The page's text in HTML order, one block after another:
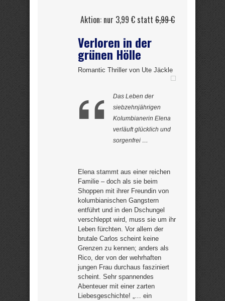
Aktion: nur 3,99 € statt 6,99 €
Verloren in der
grünen Hölle
Romantic Thriller von Ute Jäckle
Das Leben der
siebzehnjährigen
Kolumbianerin Elena
verläuft glücklich und
sorgenfrei …
Elena stammt aus einer reichen
Familie – doch als sie beim
Shoppen mit ihrer Freundin von
kolumbianischen Gangstern
entführt und in den Dschungel
verschleppt wird, muss sie um ihr
Leben fürchten. Vor allem der
brutale Carlos scheint keine
Grenzen zu kennen; anders als
Rico, der von der wehrhaften
jungen Frau durchaus fasziniert
scheint. Sehr spannendes
Abenteuer mit einer zarten
Liebesgeschichte! „… ein